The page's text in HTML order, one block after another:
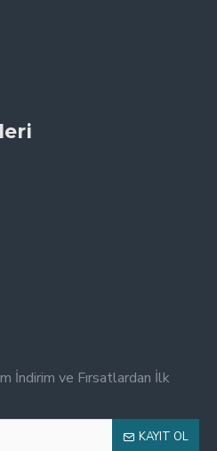
İndirim ve Fırsatlardan İlk
KAYIT OL